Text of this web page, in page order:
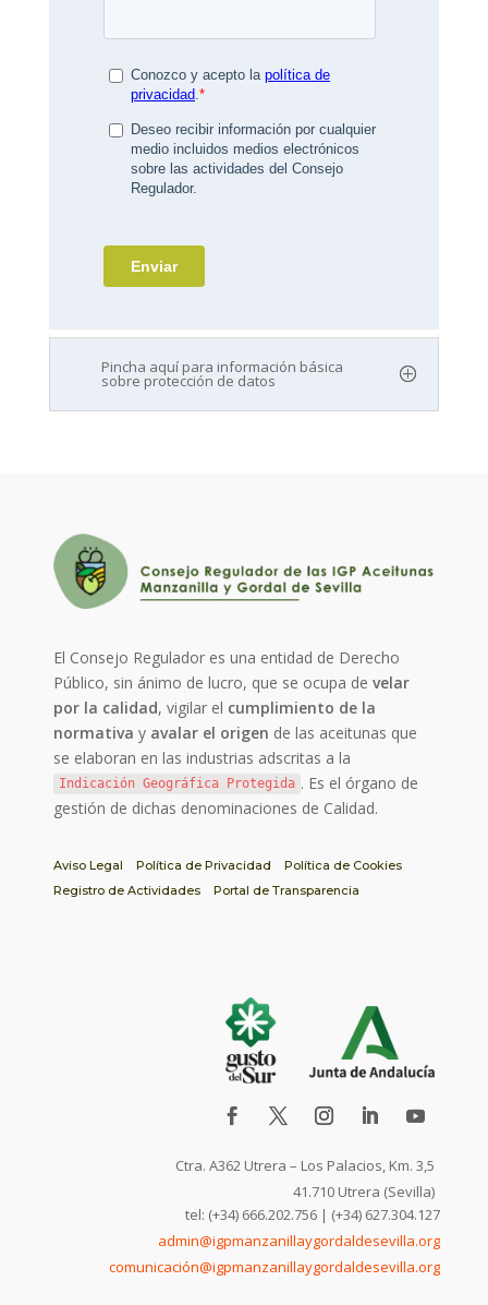
Pincha aquí para información básica
sobre protección de datos
El Consejo Regulador es una entidad de Derecho
Público, sin ánimo de lucro, que se ocupa develar
por la calidad, vigilar el cumplimiento de la
normativa y avalar el origen de las aceitunas que
se elaboran en las industrias adscritas a la
Indicación Geográfica Protegida . Es el órgano de
gestión de dichas denominaciones de Calidad.
Aviso Legal Política de Privacidad
Política de Cookies
Registro de Actividades
Portal de Transparencia
Ctra. A362 Utrera – Los Palacios, Km. 3,5
41.710 Utrera (Sevilla)
tel: (+34) 666.202.756 | (+34) 627.304.127
admin@igpmanzanillaygordaldesevilla.org
comunicación@igpmanzanillaygordaldesevilla.org